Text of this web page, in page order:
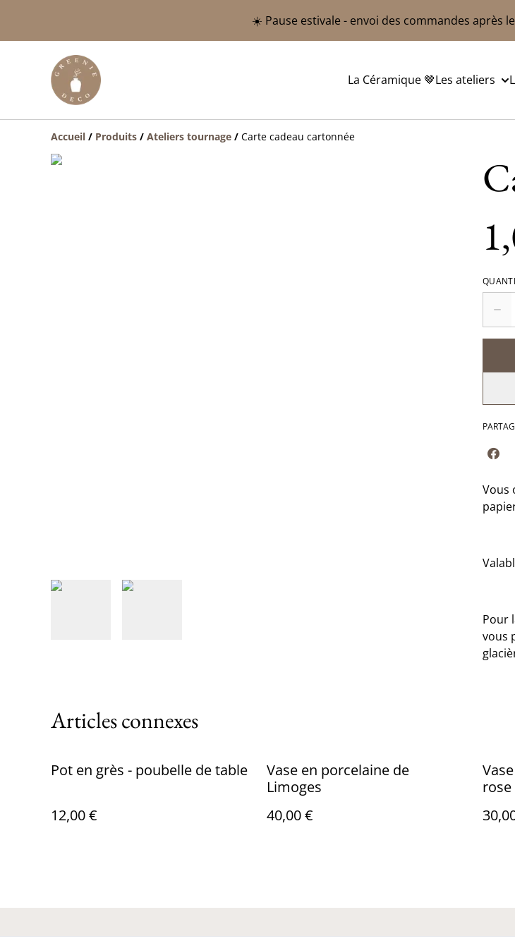
☀️ Pause estivale - envoi des commandes après
La Céramique 🤎Les ateliers
Accueil / Produits / Ateliers tournage / Carte cadeau cartonnée
Vous
Pour
vous
Articles connexes
Pot en grès - poubelle de table
12,00 €
Vase en porcelaine de
Limoges
40,00 €
rose